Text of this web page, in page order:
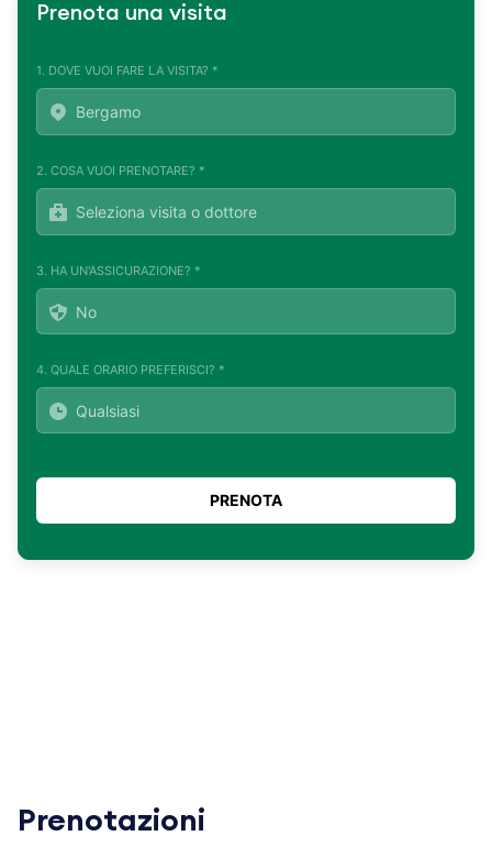
Prenota una visita
1. DOVE VUOI FARE LA VISITA? *
2. COSA VUOI PRENOTARE? *
3. HA UN'ASSICURAZIONE? *
4. QUALE ORARIO PREFERISCI? *
Prenotazioni